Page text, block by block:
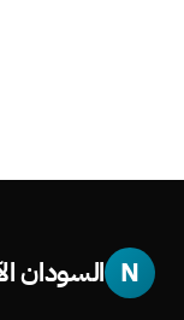
N السودان